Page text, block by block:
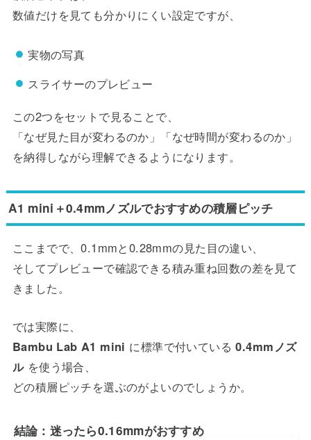
数値だけを見ても分かりにくい設定ですが、
実物の写真
スライサーのプレビュー
この2つをセットで見ることで、
「なぜ見た目が変わるのか」「なぜ時間が変わるのか」
を納得しながら理解できるようになります。
A1 mini＋0.4mmノズルでおすすめの積層ピッチ
ここまでで、0.1mmと0.28mmの見た目の違い、
そしてプレビューで確認できる積み重ね回数の差を見て
きました。
では実際に、
Bambu Lab A1 mini に標準で付いている0.4mmノズ
ルを使う場合、
どの積層ピッチを選ぶのがよいのでしょうか。
結論：迷ったら0.16mmがおすすめ